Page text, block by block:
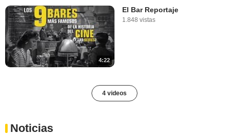
4:22
El Bar Reportaje
1.848 vistas
4 videos
Noticias